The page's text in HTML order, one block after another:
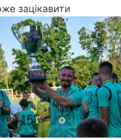
зацікавити